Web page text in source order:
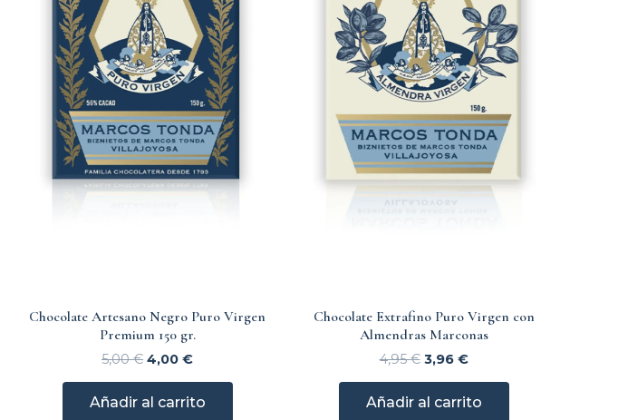
Chocolate Artesano Negro Puro Virgen
Premium 150 gr.
5,00€ 4,00 €
Añadir al carrito
Chocolate Extrafino Puro Virgen con
Almendras Marconas
4,95€ 3,96 €
Añadir al carrito